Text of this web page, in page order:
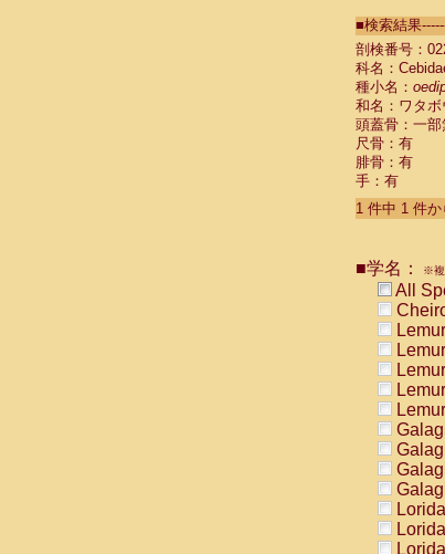
■検索結果
剖検番号：
科名：
種小名：
和名：ワタボ
頭蓋骨：一部
尺骨：有
腓骨：有
手：有
1 件中 1 件
■学名： ※複
All